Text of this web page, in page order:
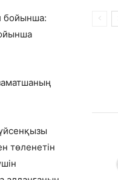
бойынша:
төленетін